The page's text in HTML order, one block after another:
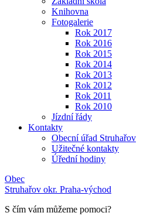
Knihovna
Fotogalerie
Rok 2017
Rok 2016
Rok 2015
Rok 2014
Rok 2013
Rok 2012
Rok 2011
Rok 2010
Jízdní řády
Kontakty
Obecní úřad Struhařov
Užitečné kontakty
Úřední hodiny
Obec
Struhařov okr. Praha-východ
S čím vám můžeme pomoci?